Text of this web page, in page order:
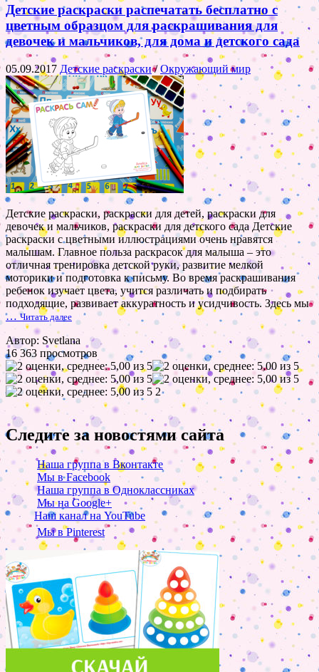
Детские раскраски распечатать бесплатно с
цветным образцом для раскрашивания для
девочек и мальчиков, для дома и детского сада
05.09.2017 Детские раскраски/Окружающий мир
Детские раскраски, раскраски для детей, раскраски для
девочек и мальчиков, раскраски для детского сада Детские
раскраски с цветными иллюстрациями очень нравятся
малышам. Главное польза раскрасок для малыша – это
отличная тренировка детской руки, развитие мелкой
моторики и подготовка к письму. Во время раскрашивания
ребенок изучает цвета, учится различать и подбирать
подходящие, развивает аккуратность и усидчивость. Здесь мы
…Читать далее
Автор: Svetlana
16 363 просмотров
2
Следите за новостями сайта
Наша группа в Вконтакте
Мы в Facebook
Наша группа в Одноклассниках
Мы на Google+
Наш канал на YouTube
Мы в Pinterest